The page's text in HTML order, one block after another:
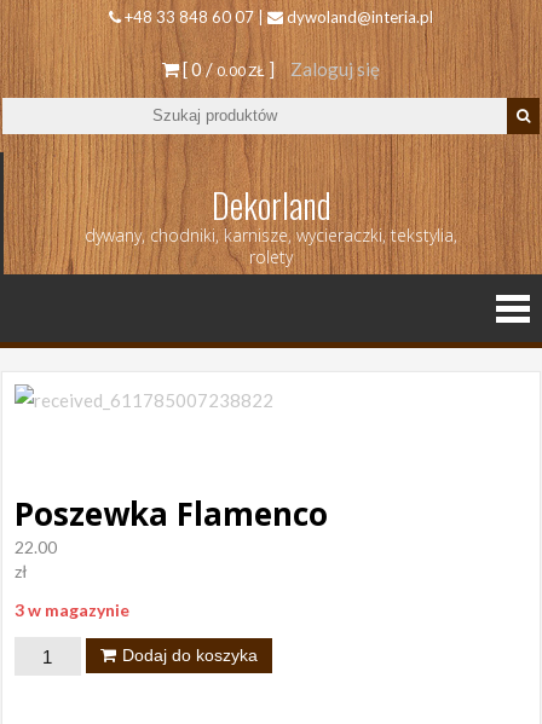
+48 33 848 60 07 | dywoland@interia.pl
[ 0 /0.00 ZŁ ] Zaloguj się
Dekorland
dywany, chodniki, karnisze, wycieraczki, tekstylia,
rolety
Poszewka Flamenco
22.00
zł
3 w magazynie
ilość
Dodaj do koszyka